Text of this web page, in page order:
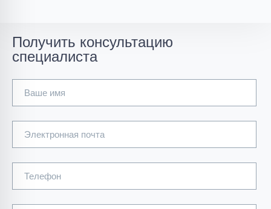
Получить консультацию
специалиста
Ваше имя
Электронная почта
Телефон